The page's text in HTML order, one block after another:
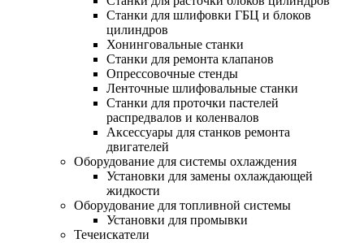
Станки для шлифовки ГБЦ и блоков
цилиндров
Хонинговальные станки
Станки для ремонта клапанов
Опрессовочные стенды
Ленточные шлифовальные станки
Станки для проточки пастелей
распредвалов и коленвалов
Аксессуары для станков ремонта
двигателей
Оборудование для системы охлаждения
Установки для замены охлаждающей
жидкости
Оборудование для топливной системы
Установки для промывки
Течеискатели